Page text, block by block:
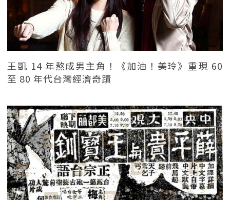
王凱 14 年熬成男主角！《加油！美玲》重現 60
至 80 年代台灣經濟奇蹟